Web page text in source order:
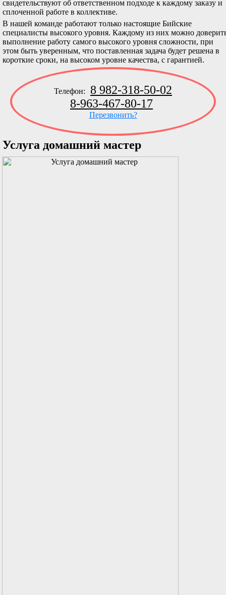
свидетельствуют об ответственном подходе к каждому заказу и
сплоченной работе в коллективе.
В нашей команде работают только настоящие Бийские
специалисты высокого уровня. Каждому из них можно
выполнение работу самого высокого уровня сложности, при
этом быть уверенным, что поставленная задача будет решена в
короткие сроки, на высоком уровне качества, с гарантией.
Телефон:
8 982-318-50-02
8-963-467-80-17
Перезвонить?
Услуга домашний мастер